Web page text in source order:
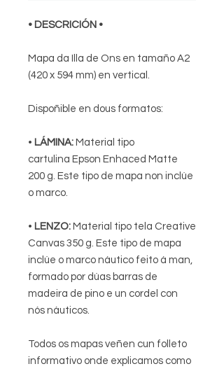
• DESCRICIÓN •
Mapa da Illa de Ons en tamaño A2
(420 x 594 mm) en vertical.
Dispoñible en dous formatos:
• LÁMINA: Material tipo
cartulina Epson Enhaced Matte
200 g. Este tipo de mapa non inclúe
o marco.
• LENZO: Material tipo tela Creative
Canvas 350 g. Este tipo de mapa
inclúe o marco náutico feito á man,
formado por dúas barras de
madeira de pino e un cordel con
nós náuticos.
Todos os mapas veñen cun folleto
informativo onde explicamos como